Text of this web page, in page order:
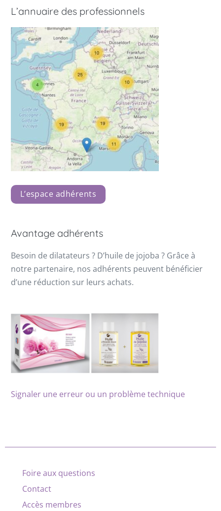
L’annuaire des professionnels
L’espace adhérents
Avantage adhérents
Besoin de dilatateurs ? D’huile de jojoba ? Grâce à
notre partenaire, nos adhérents peuvent bénéficier
d’une réduction sur leurs achats.
Signaler une erreur ou un problème technique
Foire aux questions
Contact
Accès membres